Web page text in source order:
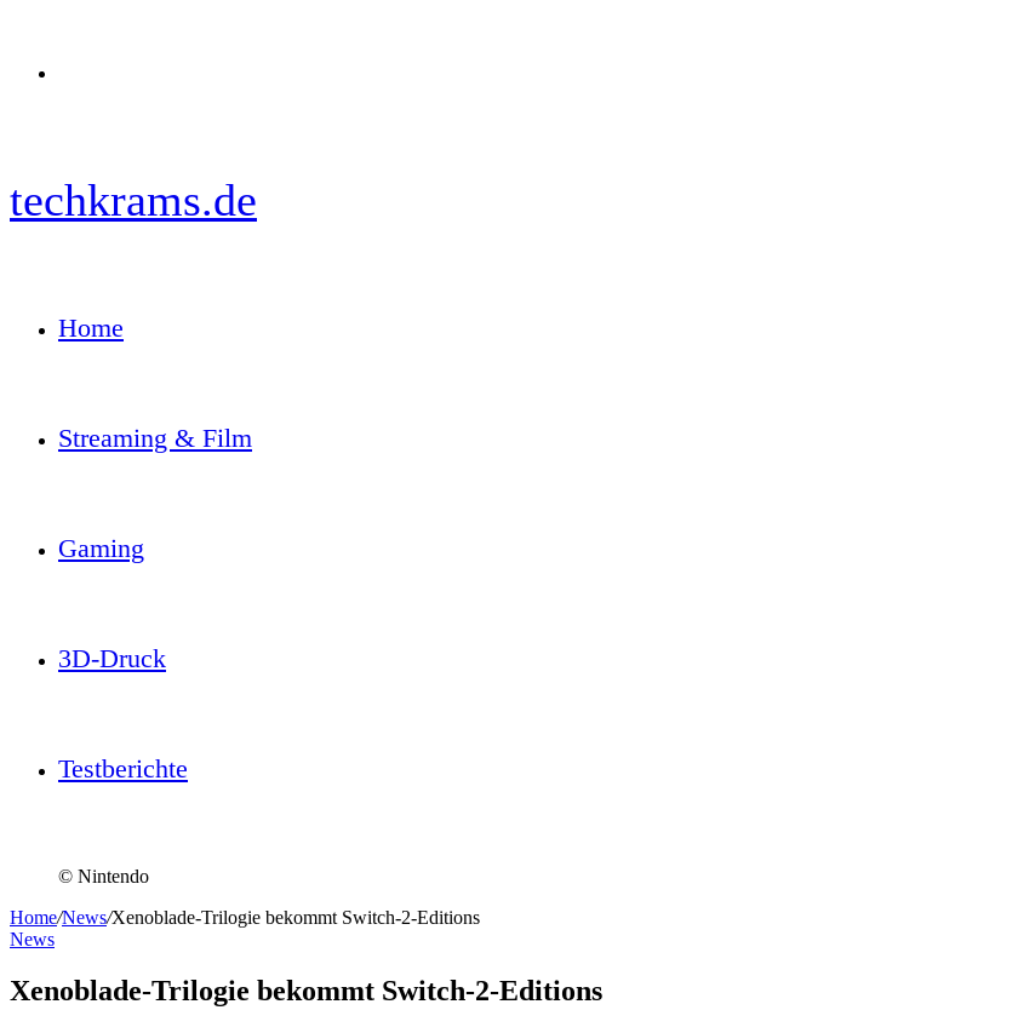
techkrams.de
Home
Streaming & Film
Gaming
3D-Druck
Testberichte
© Nintendo
Home/News/Xenoblade-Trilogie bekommt Switch-2-Editions
News
Xenoblade-Trilogie bekommt Switch-2-Editions